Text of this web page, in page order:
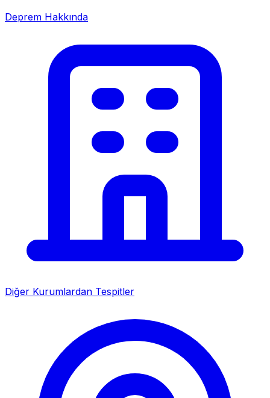
Deprem Hakkında
Diğer Kurumlardan Tespitler